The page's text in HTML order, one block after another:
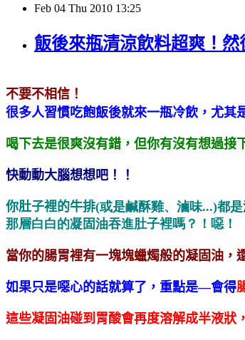
Feb 04 Thu 2010 13:25
飯後來瓶清涼飲料超爽！然
不要不相信！
很多人習慣吃飽飯後就來一瓶冷飲，尤其
喝下去是很爽沒有錯，但你有沒有想過接
快動動大腦想想吧！！
你肚子裡的牛排(或是鹹酥雞、滷味...)都
那層白白的凝固油吞進肚子裡嗎？！噁！
當你的腸胃裡有一塊塊蠟燭般的凝固油，
如果只是噁心的話就算了，重點是—會得
這些凝固油碰到胃酸會再度溶解成半液狀